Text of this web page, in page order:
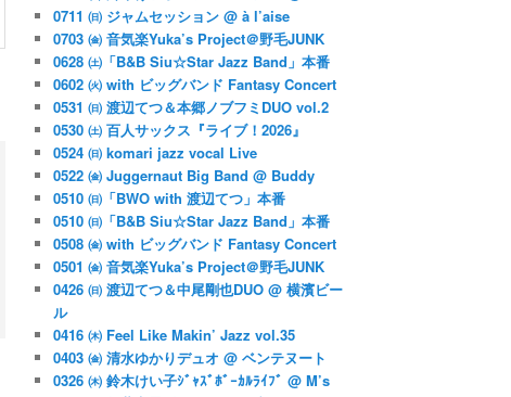
0711 ㈰ ジャムセッション @ à l’aise
0703 ㈮ 音気楽Yuka’s Project＠野毛JUNK
0628 ㈯「B&B Siu☆Star Jazz Band」本番
0602 ㈫ with ビッグバンド Fantasy Concert
0531 ㈰ 渡辺てつ＆本郷ノブフミDUO vol.2
0530 ㈯ 百人サックス『ライブ！2026』
0524 ㈰ komari jazz vocal Live
0522 ㈮ Juggernaut Big Band @ Buddy
0510 ㈰「BWO with 渡辺てつ」本番
0510 ㈰「B&B Siu☆Star Jazz Band」本番
0508 ㈮ with ビッグバンド Fantasy Concert
0501 ㈮ 音気楽Yuka’s Project＠野毛JUNK
0426 ㈰ 渡辺てつ＆中尾剛也DUO @ 横濱ビー
ル
0416 ㈭ Feel Like Makin’ Jazz vol.35
0403 ㈮ 清水ゆかりデュオ @ ベンテヌート
0326 ㈭ 鈴木けい子ｼﾞｬｽﾞﾎﾞｰｶﾙﾗｲﾌﾞ @ M’s